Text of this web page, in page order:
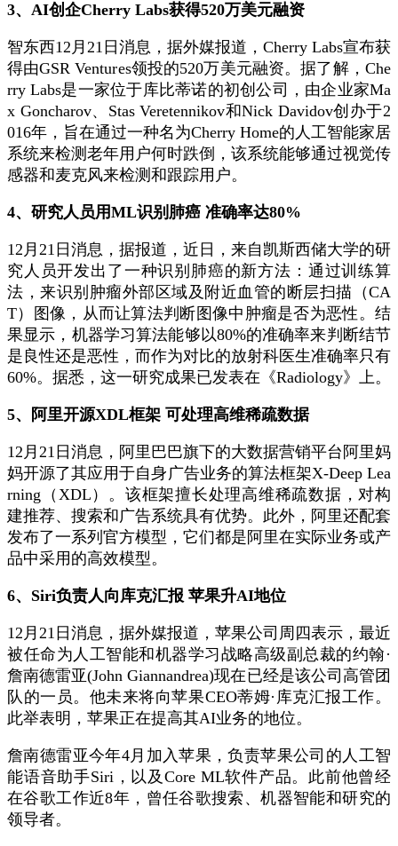
3、AI创企Cherry Labs获得520万美元融资
智东西12月21日消息，据外媒报道，Cherry Labs宣布获
得由GSR Ventures领投的520万美元融资。据了解，Che
rry Labs是一家位于库比蒂诺的初创公司，由企业家Ma
x Goncharov、Stas Veretennikov和Nick Davidov创办于2
016年，旨在通过一种名为Cherry Home的人工智能家居
系统来检测老年用户何时跌倒，该系统能够通过视觉传
感器和麦克风来检测和跟踪用户。
4、研究人员用ML识别肺癌 准确率达80%
12月21日消息，据报道，近日，来自凯斯西储大学的研
究人员开发出了一种识别肺癌的新方法：通过训练算
法，来识别肿瘤外部区域及附近血管的断层扫描（CA
T）图像，从而让算法判断图像中肿瘤是否为恶性。结
果显示，机器学习算法能够以80%的准确率来判断结节
是良性还是恶性，而作为对比的放射科医生准确率只有
60%。据悉，这一研究成果已发表在《Radiology》上。
5、阿里开源XDL框架 可处理高维稀疏数据
12月21日消息，阿里巴巴旗下的大数据营销平台阿里妈
妈开源了其应用于自身广告业务的算法框架X-Deep Lea
rning（XDL）。该框架擅长处理高维稀疏数据，对构
建推荐、搜索和广告系统具有优势。此外，阿里还配套
发布了一系列官方模型，它们都是阿里在实际业务或产
品中采用的高效模型。
6、Siri负责人向库克汇报 苹果升AI地位
12月21日消息，据外媒报道，苹果公司周四表示，最近
被任命为人工智能和机器学习战略高级副总裁的约翰·
詹南德雷亚(John Giannandrea)现在已经是该公司高管团
队的一员。他未来将向苹果CEO蒂姆·库克汇报工作。
此举表明，苹果正在提高其AI业务的地位。
詹南德雷亚今年4月加入苹果，负责苹果公司的人工智
能语音助手Siri，以及Core ML软件产品。此前他曾经
在谷歌工作近8年，曾任谷歌搜索、机器智能和研究的
领导者。